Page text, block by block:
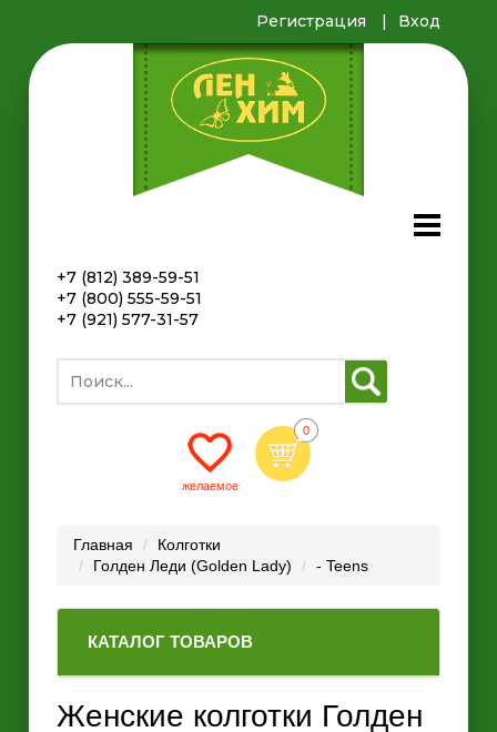
Регистрация Вход
+7 (812) 389-59-51
+7 (800) 555-59-51
+7 (921) 577-31-57
Главная
Колготки
Голден Леди (Golden Lady)
- Teens
КАТАЛОГ ТОВАРОВ
Женские колготки Голден